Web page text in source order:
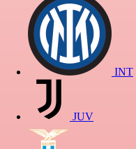
INT
JUV